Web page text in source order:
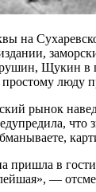
на
Щукин
люду
рынок
в гости
—